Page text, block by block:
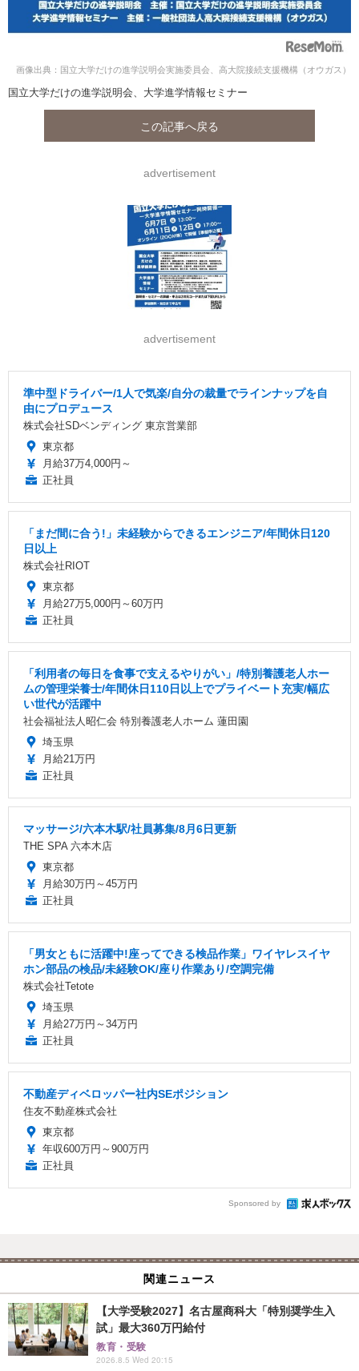
画像出典：国立大学だけの進学説明会実施委員会、高大院接続支援機構（オウガス）
国立大学だけの進学説明会、大学進学情報セミナー
この記事へ戻る
advertisement
advertisement
準中型ドライバー/1人で気楽/自分の裁量でラインナップを自
由にプロデュース
株式会社SDベンディング 東京営業部
東京都
月給37万4,000円～
正社員
「まだ間に合う!」未経験からできるエンジニア/年間休日120
日以上
株式会社RIOT
東京都
月給27万5,000円～60万円
正社員
「利用者の毎日を食事で支えるやりがい」/特別養護老人ホー
ムの管理栄養士/年間休日110日以上でプライベート充実/幅広
い世代が活躍中
社会福祉法人昭仁会 特別養護老人ホーム 蓮田園
埼玉県
月給21万円
正社員
マッサージ/六本木駅/社員募集/8月6日更新
THE SPA 六本木店
東京都
月給30万円～45万円
正社員
「男女ともに活躍中!座ってできる検品作業」ワイヤレスイヤ
ホン部品の検品/未経験OK/座り作業あり/空調完備
株式会社Tetote
埼玉県
月給27万円～34万円
正社員
不動産ディベロッパー社内SEポジション
住友不動産株式会社
東京都
年収600万円～900万円
正社員
Sponsored by
関連ニュース
【大学受験2027】名古屋商科大「特別奨学生入
試」最大360万円給付
教育・受験
2026.8.5 Wed 20:15